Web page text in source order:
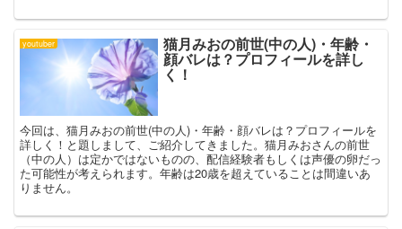
youtuber 猫月みおの前世(中の人)・年齢・
顔バレは？プロフィールを詳し
く！
今回は、猫月みおの前世(中の人)・年齢・顔バレは？プロフィールを
詳しく！と題しまして、ご紹介してきました。猫月みおさんの前世
（中の人）は定かではないものの、配信経験者もしくは声優の卵だっ
た可能性が考えられます。年齢は20歳を超えていることは間違いあ
りません。